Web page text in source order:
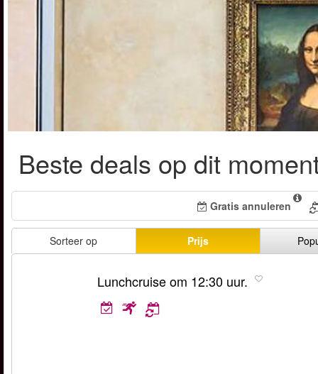
Beste deals op dit
Gratis annuleren
Sorteer op Prijs
Lunchcruise om 12:30 uur.